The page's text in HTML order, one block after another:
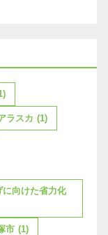
ラスカ (1)
向けた省力化
市 (1)